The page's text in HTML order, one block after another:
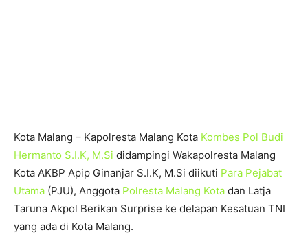
Kota Malang – Kapolresta Malang Kota Kombes Pol Budi
Hermanto S.I.K, M.Si didampingi Wakapolresta Malang
Kota AKBP Apip Ginanjar S.I.K, M.Si diikuti Para Pejabat
Utama (PJU), Anggota Polresta Malang Kota dan Latja
Taruna Akpol Berikan Surprise ke delapan Kesatuan TNI
yang ada di Kota Malang.